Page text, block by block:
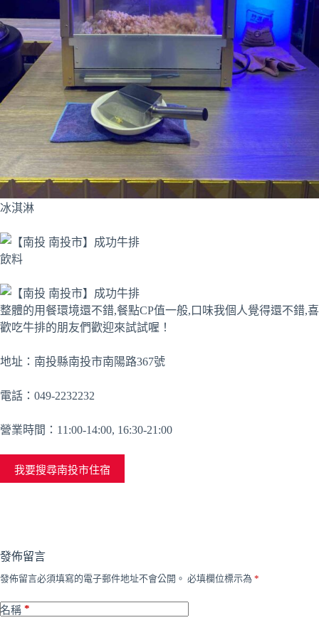
冰淇淋
飲料
整體的用餐環境還不錯,餐點CP值一般,口味我個人覺得還不錯,喜
歡吃牛排的朋友們歡迎來試試喔！
地址：南投縣南投市南陽路367號
電話：049-2232232
營業時間：11:00-14:00, 16:30-21:00
我要搜尋南投市住宿
發佈留言
發佈留言必須填寫的電子郵件地址不會公開。 必填欄位標示為 *
名稱 *